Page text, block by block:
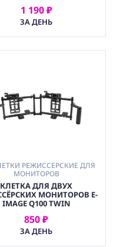
1 190 ₽
ЗА ДЕНЬ
АРЕНДОВАТЬ
РЕЖИССЕРСКИЕ ДЛЯ
МОНИТОРОВ
КЛЕТКА ДЛЯ ДВУХ
МОНИТОРОВ E-
IMAGE Q100 TWIN
850 ₽
ЗА ДЕНЬ
АРЕНДОВАТЬ